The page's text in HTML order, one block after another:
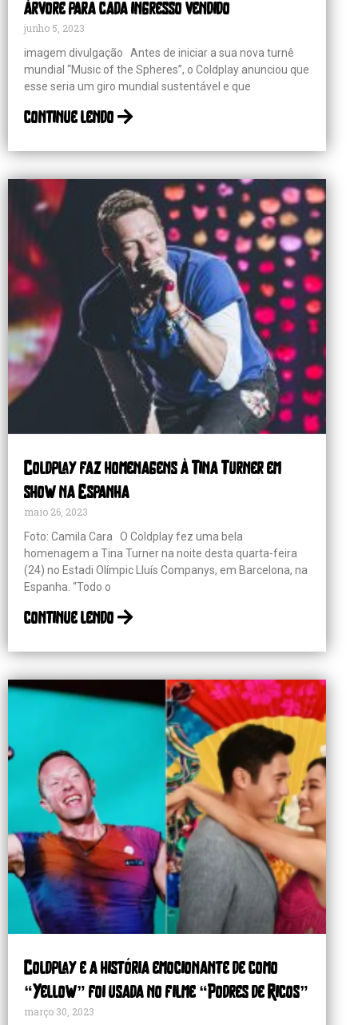
árvore para cada ingresso vendido
junho 5, 2023
imagem divulgação Antes de iniciar a sua nova turnê
mundial “Music of the Spheres”, o Coldplay anunciou que
esse seria um giro mundial sustentável e que
continue lendo
Coldplay faz homenagens à Tina Turner em
show na Espanha
maio 26, 2023
Foto: Camila Cara O Coldplay fez uma bela
homenagem a Tina Turner na noite desta quarta-feira
(24) no Estadi Olímpic Lluís Companys, em Barcelona, na
Espanha. “Todo o
continue lendo
Coldplay e a história emocionante de como
“Yellow” foi usada no filme “Podres de Ricos”
março 30, 2023